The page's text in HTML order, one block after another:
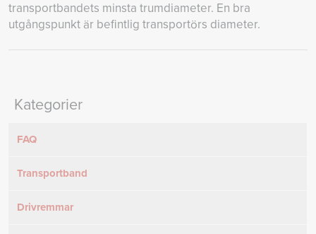
transportbandets minsta trumdiameter. En bra
utgångspunkt är befintlig transportörs diameter.
Kategorier
FAQ
Transportband
Drivremmar